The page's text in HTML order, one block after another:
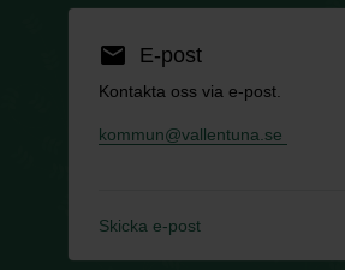
email E-post
Kontakta oss via e-post.
kommun@vallentuna.se
Skicka e-post